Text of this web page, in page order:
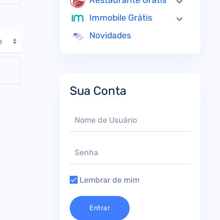
Immobile Grátis
Novidades
Sua Conta
Lembrar de mim
Entrar